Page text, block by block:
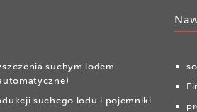
suchym lodem
suchego lodu i pojemniki